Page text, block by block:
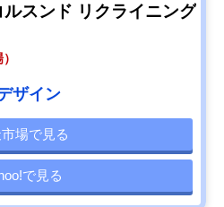
スンド リクライニング
ザイン
場で見る
で見る